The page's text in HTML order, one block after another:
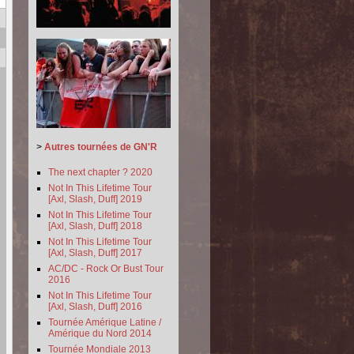
> Autres tournées de GN'R
The next chapter ? 2020
Not In This Lifetime Tour
[Axl, Slash, Duff] 2019
Not In This Lifetime Tour
[Axl, Slash, Duff] 2018
Not In This Lifetime Tour
[Axl, Slash, Duff] 2017
AC/DC - Rock Or Bust Tour
2016
Not In This Lifetime Tour
[Axl, Slash, Duff] 2016
Tournée Amérique Latine /
Amérique du Nord 2014
Tournée Mondiale 2013